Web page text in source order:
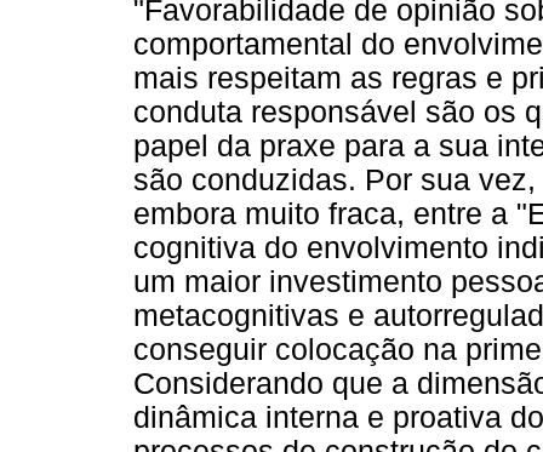
"Favorabilidade de opinião
comportamental do
mais respeitam as regras e
conduta responsável são os
papel da praxe para a sua
são conduzidas. Por sua
embora muito fraca, entre a
cognitiva do envolvimento
um maior investimento
metacognitivas e
conseguir colocação na
Considerando que a
dinâmica interna e proativa